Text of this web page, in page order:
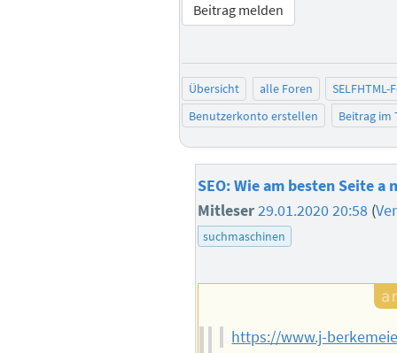
Beitrag melden
Übersicht alle Foren
SELFHTML-
Benutzerkonto erstellen
Beitrag im
SEO: Wie am besten Seite a
Mitleser29.01.2020 20:58 (
suchmaschinen
https://www.j-